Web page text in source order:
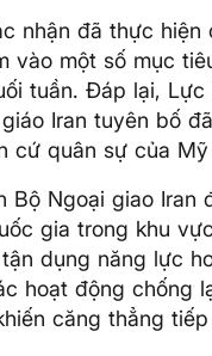
nhận đã thực hiện
vào một số mục
tuần. Đáp lại, Lực
Iran tuyên bố
cứ quân sự của
Bộ Ngoại giao Iran
gia trong khu
dụng năng lực
hoạt động chống
căng thẳng